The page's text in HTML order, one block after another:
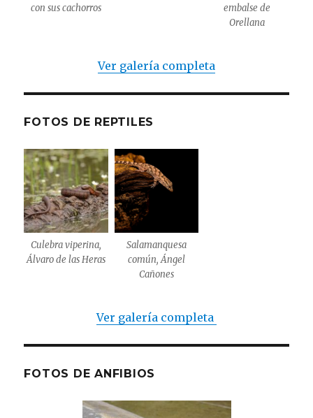
con sus cachorros
embalse de
Orellana
Ver galería completa
FOTOS DE REPTILES
Culebra viperina,
Álvaro de las Heras
Salamanquesa
común, Ángel
Cañones
Ver galería completa
FOTOS DE ANFIBIOS